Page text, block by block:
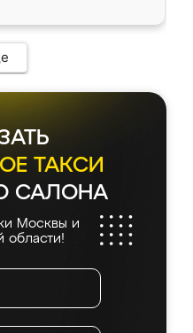
ТАКСИ
САЛОНА
Москвы и
области!